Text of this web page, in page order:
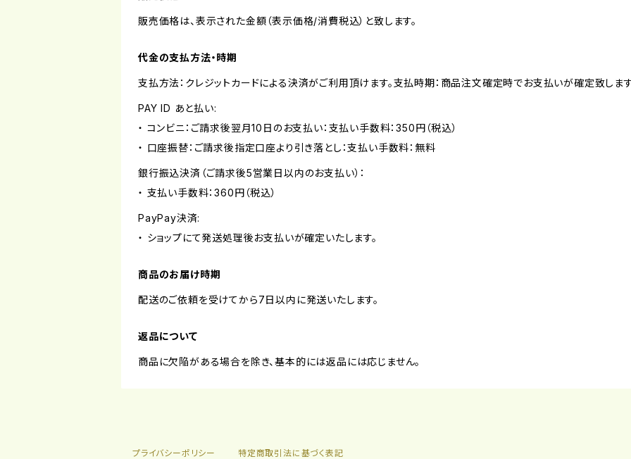
販売価格は、表示された金額（表示価格/消費税込）と致します。
代金の支払方法・時期
支払方法：クレジットカードによる決済がご利用頂けます。支払時期：商品注文確定時でお支払いが確定致します
PAY ID あと払い:
・ コンビニ：ご請求後翌月10日のお支払い：支払い手数料：350円（税込）
・ 口座振替：ご請求後指定口座より引き落とし：支払い手数料：無料
銀行振込決済（ご請求後5営業日以内のお支払い）：
・ 支払い手数料：360円（税込）
PayPay決済:
・ ショップにて発送処理後お支払いが確定いたします。
商品のお届け時期
配送のご依頼を受けてから7日以内に発送いたします。
返品について
商品に欠陥がある場合を除き、基本的には返品には応じません。
プライバシーポリシー 特定商取引法に基づく表記